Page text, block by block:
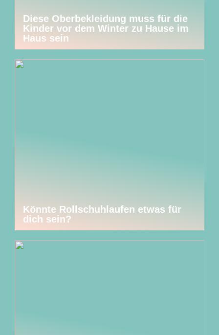
Diese Oberbekleidung muss für die
Kinder vor dem Winter zu Hause im
Haus sein
Könnte Rollschuhlaufen etwas für
dich sein?